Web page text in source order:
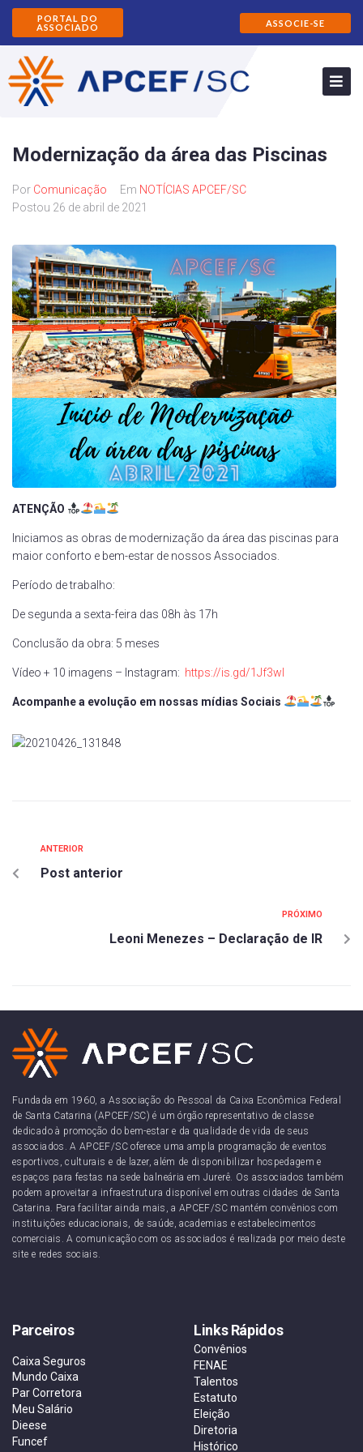
PORTAL DO
ASSOCIADO
ASSOCIE-SE
Modernização da área das Piscinas
Por Comunicação Em NOTÍCIAS APCEF/SC
Postou 26 de abril de 2021
ATENÇÃO
Iniciamos as obras de modernização da área das piscinas para
maior conforto e bem-estar de nossos Associados.
Período de trabalho:
De segunda a sexta-feira das 08h às 17h
Conclusão da obra: 5 meses
Vídeo + 10 imagens – Instagram: https://is.gd/1Jf3wl
Acompanhe a evolução em nossas mídias Sociais
ANTERIOR
Post anterior
PRÓXIMO
Leoni Menezes – Declaração de IR
Fundada em 1960, a Associação do Pessoal da Caixa Econômica Federal
de Santa Catarina (APCEF/SC) é um órgão representativo de classe
dedicado à promoção do bem-estar e da qualidade de vida de seus
associados. A APCEF/SC oferece uma ampla programação de eventos
esportivos, culturais e de lazer, além de disponibilizar hospedagem e
espaços para festas na sede balneária em Jurerê. Os associados também
podem aproveitar a infraestrutura disponível em outras cidades de Santa
Catarina. Para facilitar ainda mais, a APCEF/SC mantém convênios com
instituições educacionais, de saúde, academias e estabelecimentos
comerciais. A comunicação com os associados é realizada por meio deste
site e redes sociais.
Parceiros
Caixa Seguros
Mundo Caixa
Par Corretora
Meu Salário
Dieese
Funcef
Links Rápidos
Convênios
FENAE
Talentos
Estatuto
Eleição
Diretoria
Histórico